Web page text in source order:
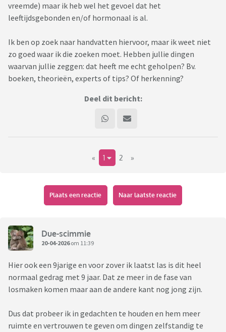
vreemde) maar ik heb wel het gevoel dat het
leeftijdsgebonden en/of hormonaal is al.
Ik ben op zoek naar handvatten hiervoor, maar ik weet niet
zo goed waar ik die zoeken moet. Hebben jullie dingen
waarvan jullie zeggen: dat heeft me echt geholpen? Bv.
boeken, theorieën, experts of tips? Of herkenning?
Deel dit bericht:
« 1 2 »
Plaats een reactie Naar laatste reactie
Due-scimmie
20-04-2026om 11:39
Hier ook een 9jarige en voor zover ik laatst las is dit heel
normaal gedrag met 9 jaar. Dat ze meer in de fase van
losmaken komen maar aan de andere kant nog jong zijn.
Dus dat probeer ik in gedachten te houden en hem meer
ruimte en vertrouwen te geven om dingen zelfstandig te